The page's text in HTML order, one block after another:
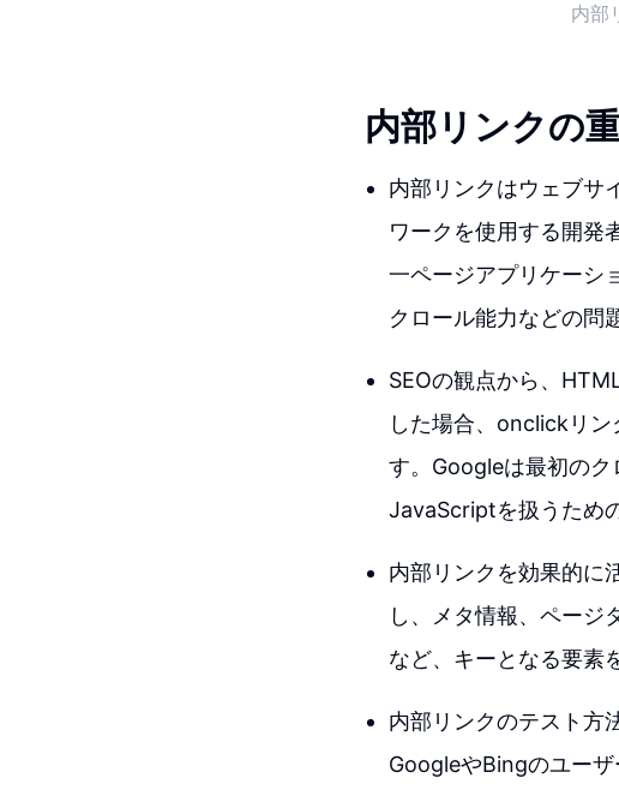
内部
内部リンクの
内部リンクはウェブサ
ワークを使用する開発
一ページアプリケーシ
クロール能力などの問
SEOの観点から、
した場合、onclickリ
す。Googleは最初の
JavaScriptを扱うため
内部リンクを効果的に
し、メタ情報、ページ
など、キーとなる要素
内部リンクのテスト方
GoogleやBingのユー